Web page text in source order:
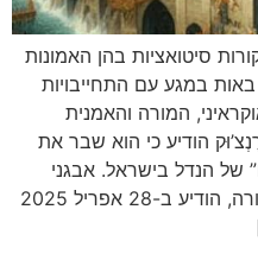
סיטואציות בהן האמונות
במגע עם התחייבויות
המורה והאמנית
הודיע כי הוא שבר את
של הנדל בישראל. אבגני
לָוְרֶנְצ’וּק, במאי תיאטרון מוכר ומורה, הודיע ב-28 אפריל 2025